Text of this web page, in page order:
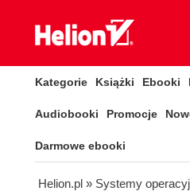
Kategorie Książki Ebooki
Audiobooki Promocje
Darmowe ebooki
Helion.pl » Systemy